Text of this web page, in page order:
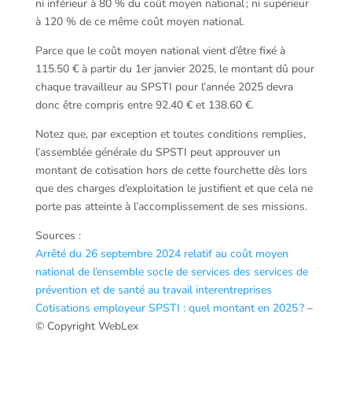
ni inférieur à 80 % du coût moyen national ; ni supérieur
à 120 % de ce même coût moyen national.
Parce que le coût moyen national vient d’être fixé à
115.50 € à partir du 1er janvier 2025, le montant dû pour
chaque travailleur au SPSTI pour l’année 2025 devra
donc être compris entre 92.40 € et 138.60 €.
Notez que, par exception et toutes conditions remplies,
l’assemblée générale du SPSTI peut approuver un
montant de cotisation hors de cette fourchette dès lors
que des charges d’exploitation le justifient et que cela ne
porte pas atteinte à l’accomplissement de ses missions.
Sources :
Arrêté du 26 septembre 2024 relatif au coût moyen
national de l’ensemble socle de services des services de
prévention et de santé au travail interentreprises
Cotisations employeur SPSTI : quel montant en 2025 ?–
© Copyright WebLex